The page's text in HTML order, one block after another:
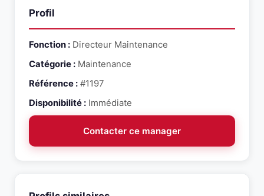
Profil
Fonction : Directeur Maintenance
Catégorie : Maintenance
Référence : #1197
Disponibilité : Immédiate
Contacter ce manager